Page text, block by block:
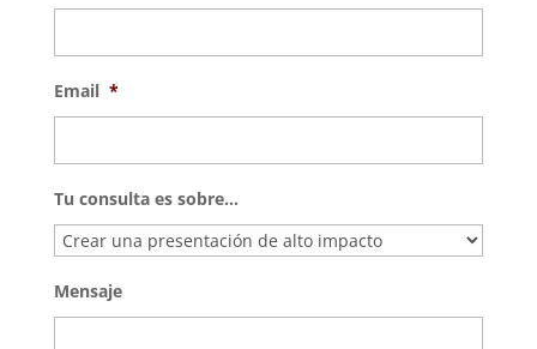
Email *
Tu consulta es sobre...
Mensaje